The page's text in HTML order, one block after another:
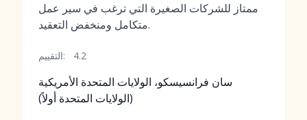
ممتاز للشركات الصغيرة التي ترغب في سير عمل
متكامل ومنخفض التعقيد.
التقييم: 4.2
سان فرانسيسكو، الولايات المتحدة الأمريكية
(الولايات المتحدة أولاً)